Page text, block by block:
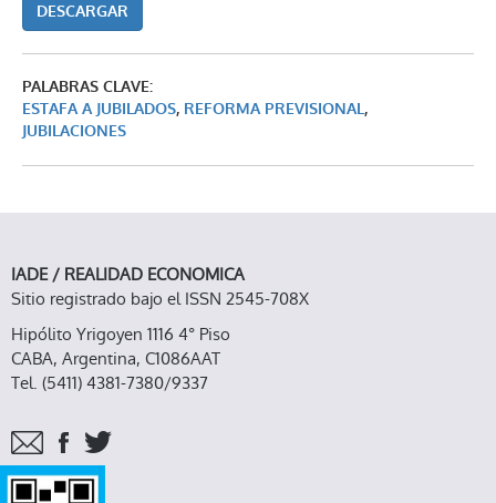
DESCARGAR
PALABRAS CLAVE:
ESTAFA A JUBILADOS, REFORMA PREVISIONAL,
JUBILACIONES
IADE / REALIDAD ECONOMICA
Sitio registrado bajo el ISSN 2545-708X
Hipólito Yrigoyen 1116 4° Piso
CABA, Argentina, C1086AAT
Tel. (5411) 4381-7380/9337